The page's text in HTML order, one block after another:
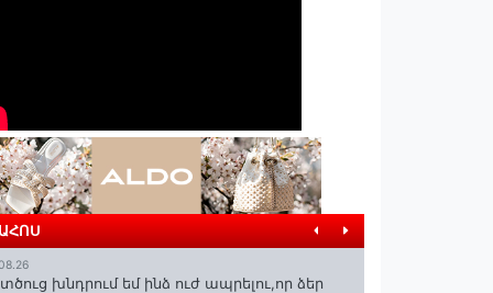
խնդրում եմ ինձ ուժ ապրելու,որ ձեր